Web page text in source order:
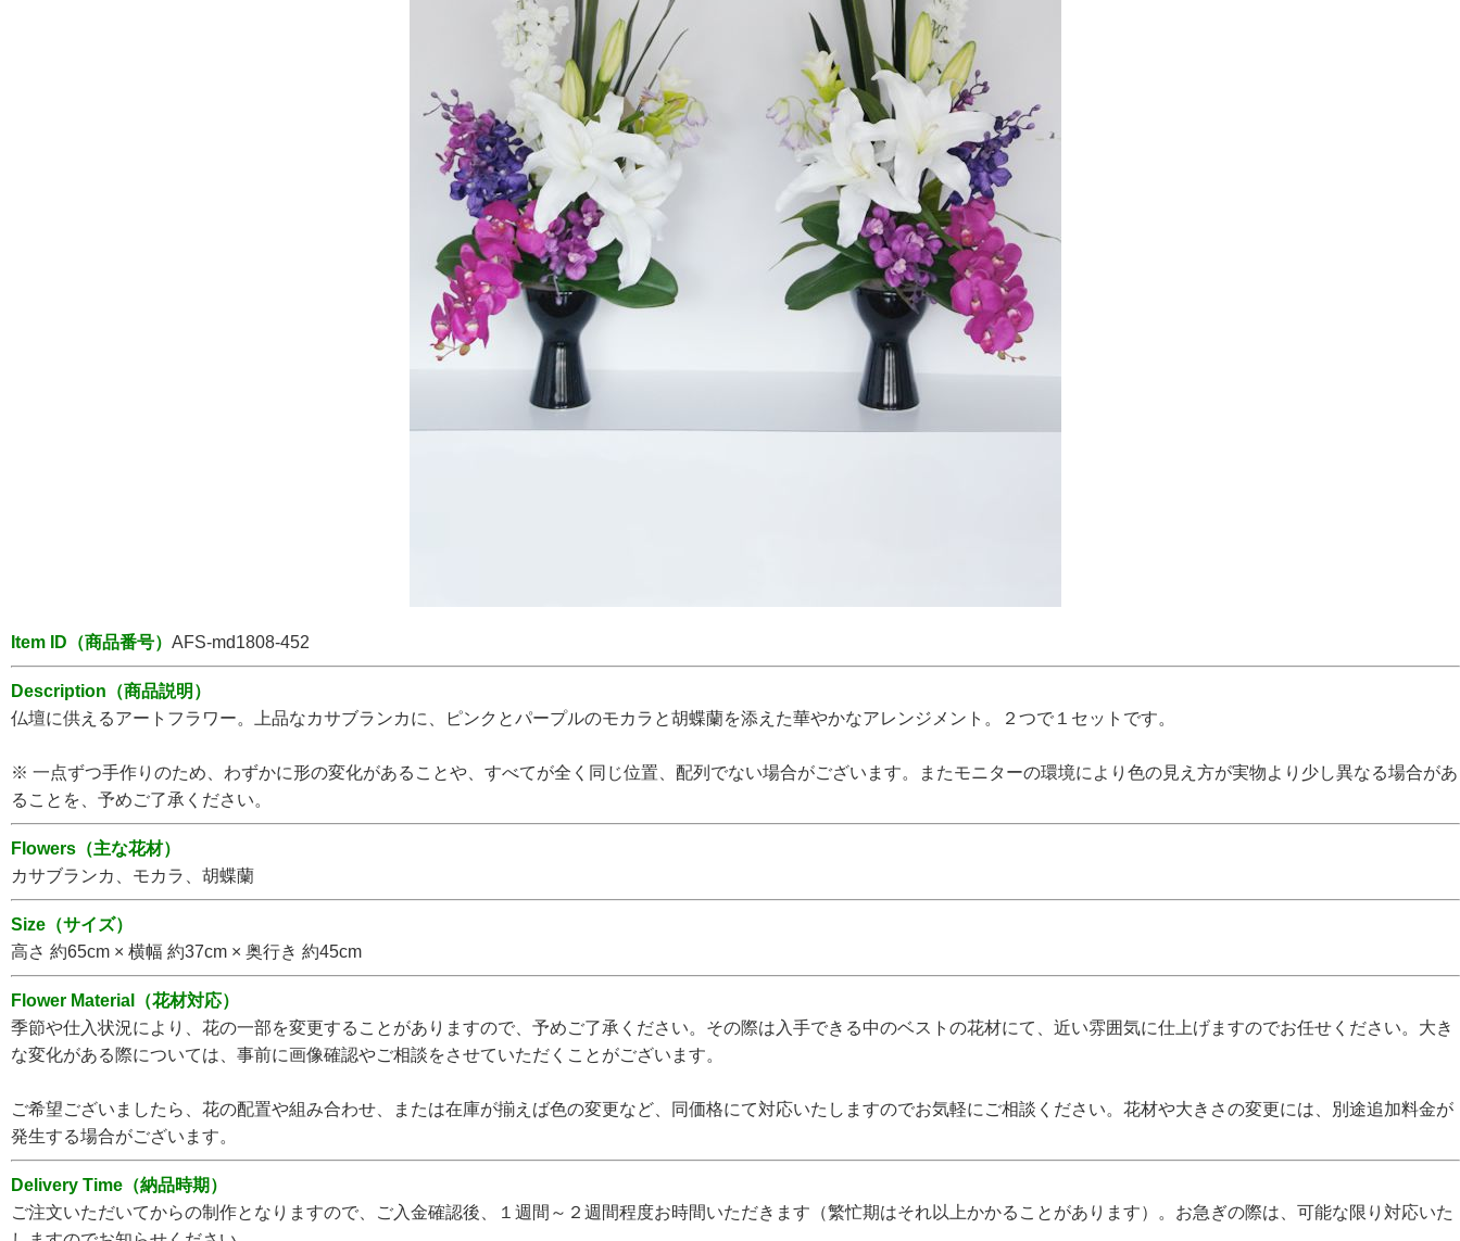
Item ID（商品番号） AFS-md1808-452
Description（商品説明）
仏壇に供えるアートフラワー。上品なカサブランカに、ピンクとパープルのモカラと胡蝶蘭を添えた華やかなアレンジメント。２つで１セットです。
※ 一点ずつ手作りのため、わずかに形の変化があることや、すべてが全く同じ位置、配列でない場合がございます。またモニターの環境により色の見え方が実物より少し異なる場合があ
ることを、予めご了承ください。
Flowers（主な花材）
カサブランカ、モカラ、胡蝶蘭
Size（サイズ）
高さ 約65cm × 横幅 約37cm × 奥行き 約45cm
Flower Material（花材対応）
季節や仕入状況により、花の一部を変更することがありますので、予めご了承ください。その際は入手できる中のベストの花材にて、近い雰囲気に仕上げますのでお任せください。大き
な変化がある際については、事前に画像確認やご相談をさせていただくことがございます。
ご希望ございましたら、花の配置や組み合わせ、または在庫が揃えば色の変更など、同価格にて対応いたしますのでお気軽にご相談ください。花材や大きさの変更には、別途追加料金が
発生する場合がございます。
Delivery Time（納品時期）
ご注文いただいてからの制作となりますので、ご入金確認後、１週間～２週間程度お時間いただきます（繁忙期はそれ以上かかることがあります）。お急ぎの際は、可能な限り対応いた